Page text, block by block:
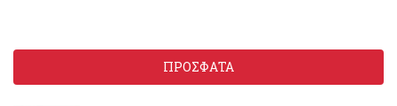
ΠΡΟΣΦΑΤΑ